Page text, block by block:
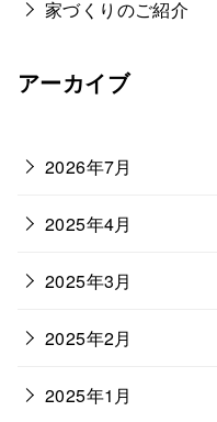
家づくりのご紹介
アーカイブ
2026年7月
2025年4月
2025年3月
2025年2月
2025年1月